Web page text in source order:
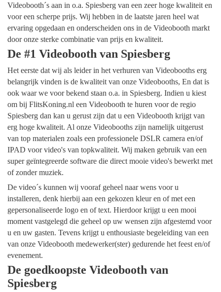
Videobooth´s aan in o.a. Spiesberg van een zeer hoge kwaliteit en
voor een scherpe prijs. Wij hebben in de laatste jaren heel wat
ervaring opgedaan en onderscheiden ons in de Videobooth markt
door onze sterke combinatie van prijs en kwaliteit.
De #1 Videobooth van Spiesberg
Het eerste dat wij als leider in het verhuren van Videobooths erg
belangrijk vinden is de kwaliteit van onze Videobooths, En dat is
ook waar we voor bekend staan o.a. in Spiesberg. Indien u kiest
om bij FlitsKoning.nl een Videobooth te huren voor de regio
Spiesberg dan kan u gerust zijn dat u een Videobooth krijgt van
erg hoge kwaliteit. Al onze Videobooths zijn namelijk uitgerust
van top materialen zoals een professionele DSLR camera en/of
IPAD voor video's van topkwaliteit. Wij maken gebruik van een
super geïntegreerde software die direct mooie video's bewerkt met
of zonder muziek.
De video´s kunnen wij vooraf geheel naar wens voor u
installeren, denk hierbij aan een gekozen kleur en of met een
gepersonaliseerde logo en of text. Hierdoor krijgt u een mooi
moment vastgelegd die geheel op uw wensen zijn afgestemd voor
u en uw gasten. Tevens krijgt u enthousiaste begeleiding van een
van onze Videobooth medewerker(ster) gedurende het feest en/of
evenement.
De goedkoopste Videobooth van
Spiesberg